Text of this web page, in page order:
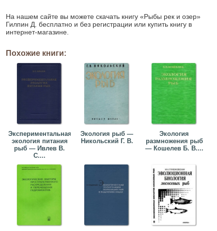
На нашем сайте вы можете скачать книгу «Рыбы рек и озер»
Гилпин Д. бесплатно и без регистрации или купить книгу в
интернет-магазине.
Похожие книги:
Экспериментальная
экология питания
рыб — Ивлев В.
С....
Экология рыб —
Никольский Г. В.
Экология
размножения рыб
— Кошелев Б. В....